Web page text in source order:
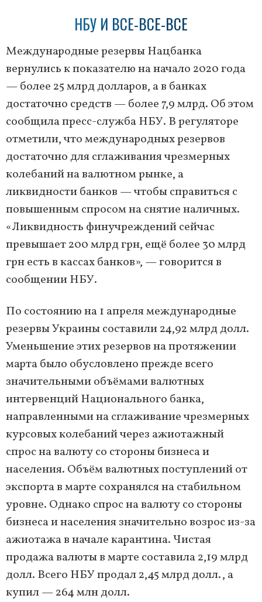
НБУ И ВСЕ-ВСЕ-ВСЕ
Международные резервы Нацбанка
вернулись к показателю на начало 2020 года
— более 25 млрд долларов, а в банках
достаточно средств — более 7,9 млрд. Об этом
сообщила пресс-служба НБУ. В регуляторе
отметили, что международных резервов
достаточно для сглаживания чрезмерных
колебаний на валютном рынке, а
ликвидности банков — чтобы справиться с
повышенным спросом на снятие наличных.
«Ликвидность финучреждений сейчас
превышает 200 млрд грн, ещё более 30 млрд
грн есть в кассах банков», — говорится в
сообщении НБУ.
По состоянию на 1 апреля международные
резервы Украины составили 24,92 млрд долл.
Уменьшение этих резервов на протяжении
марта было обусловлено прежде всего
значительными объёмами валютных
интервенций Национального банка,
направленными на сглаживание чрезмерных
курсовых колебаний через ажиотажный
спрос на валюту со стороны бизнеса и
населения. Объём валютных поступлений от
экспорта в марте сохранялся на стабильном
уровне. Однако спрос на валюту со стороны
бизнеса и населения значительно возрос из-за
ажиотажа в начале карантина. Чистая
продажа валюты в марте составила 2,19 млрд
долл. Всего НБУ продал 2,45 млрд долл., а
купил — 264 млн долл.